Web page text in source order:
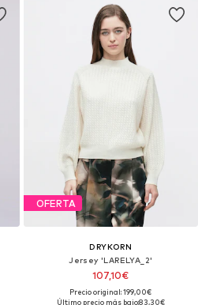
OFERTA
DRYKORN
Jersey 'LARELYA_2'
107,10€
Precio original: 199,00€
Último precio más bajo:83,30€